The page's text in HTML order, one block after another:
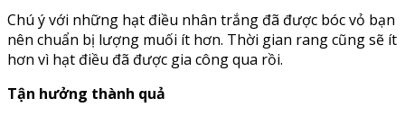
Chú ý với những hạt điều nhân trắng đã được bóc vỏ bạn
nên chuẩn bị lượng muối ít hơn. Thời gian rang cũng sẽ ít
hơn vì hạt điều đã được gia công qua rồi.
Tận hưởng thành quả